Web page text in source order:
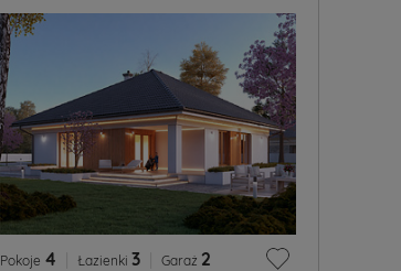
Pokoje 4 Łazienki 3 Garaż 2